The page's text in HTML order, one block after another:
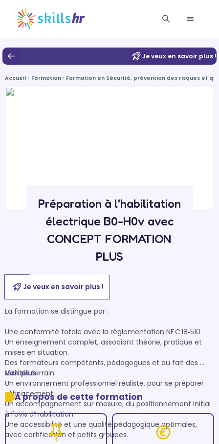
Je veux en savoir plus !
Accueil Formation Formation en Sécurité, prévention des risques et
Préparation à l'habilitation
électrique B0-H0v avec
CONCEPT FORMATION
PLUS
Je veux en savoir plus !
La formation se distingue par :
Une conformité totale avec la réglementation NF C 18‑510.
Un enseignement complet, associant théorie, pratique et
mises en situation.
Des formateurs compétents, pédagogues et au fait des
réalités terrain.
Un environnement professionnel réaliste, pour se préparer
efficacement.
Un accompagnement sur mesure, du positionnement initial
à l'avis d’habilitation.
Une accessibilité et une qualité pédagogique optimales,
avec certification et petits groupes.
Voir plus
À propos de cette formation